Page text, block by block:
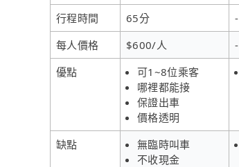
行程時間
65分 -
每人價格
$600/人 -
優點
可1~8位乘客
哪裡都能接
保證出車
價格透明
缺點
無臨時叫車
不收現金